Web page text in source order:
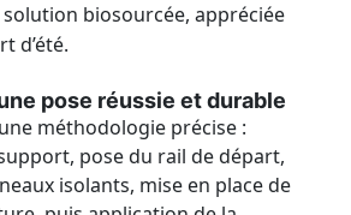
solution biosourcée, appréciée
d’été.
pose réussie et durable
méthodologie précise :
pose du rail de départ,
isolants, mise en place de